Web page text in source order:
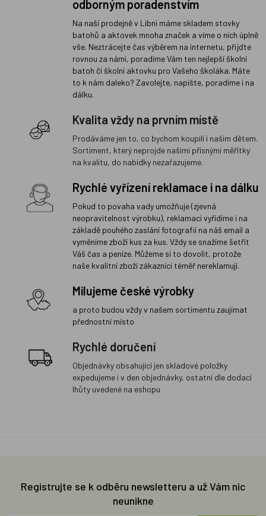
odborným poradenstvím
Na naší prodejně v Libni máme skladem stovky
batohů a aktovek mnoha značek a víme o nich úplně
vše. Neztrácejte čas výběrem na internetu, přijďte
rovnou za námi, poradíme Vám ten nejlepší školní
batoh či školní aktovku pro Vašeho školáka. Máte
to k nám daleko? Zavolejte, napište, poradíme i na
dálku.
Kvalita vždy na prvním místě
Prodáváme jen to, co bychom koupili i našim dětem.
Sortiment, který neprojde našimi přísnými měřítky
na kvalitu, do nabídky nezařazujeme.
Rychlé vyřízení reklamace i na dálku
Pokud to povaha vady umožňuje (zjevná
neopravitelnost výrobku), reklamaci vyřídíme i na
základě pouhého zaslání fotografií na náš email a
vyměníme zboží kus za kus. Vždy se snažíme šetřit
Váš čas a peníze. Můžeme si to dovolit, protože
naše kvalitní zboží zákazníci téměř nereklamují.
Milujeme české výrobky
a proto budou vždy v našem sortimentu zaujímat
přednostní místo
Rychlé doručení
Objednávky obsahující jen skladové položky
expedujeme i v den objednávky, ostatní dle dodací
lhůty uvedené na eshopu
Registrujte se k odběru newsletteru a už Vám nic
neunikne